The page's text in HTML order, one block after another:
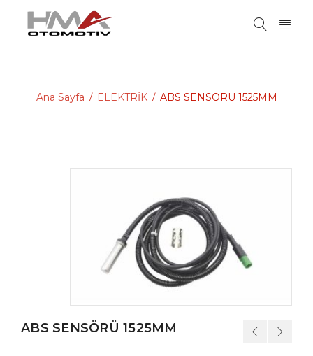
Ana Sayfa / ELEKTRİK / ABS SENSÖRÜ 1525MM
ABS SENSÖRÜ 1525MM